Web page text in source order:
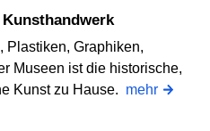
Kunsthandwerk
Plastiken, Graphiken,
Museen ist die historische,
Kunst zu Hause. mehr